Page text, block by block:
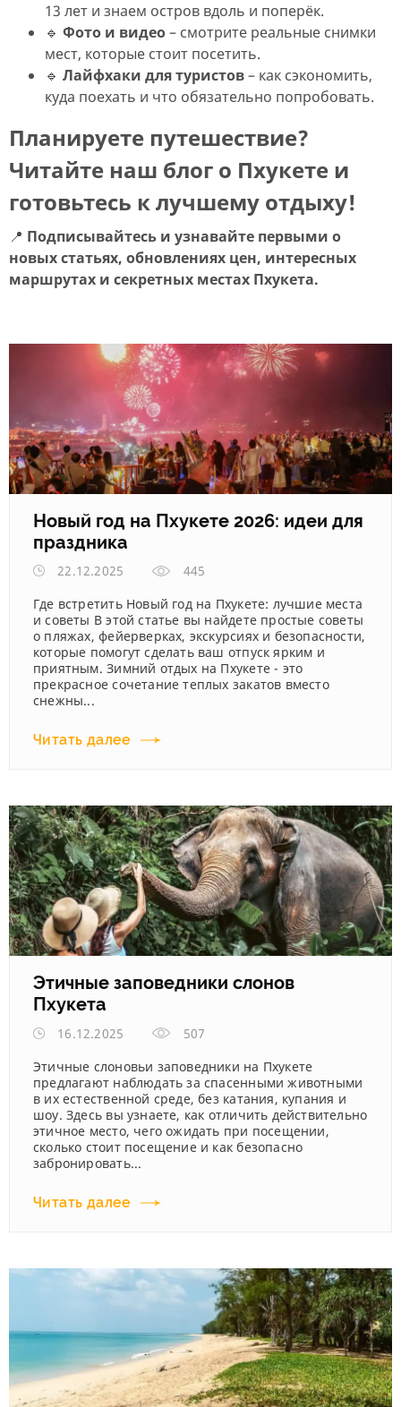
13 лет и знаем остров вдоль и поперёк.
🔹 Фото и видео– смотрите реальные снимки
мест, которые стоит посетить.
🔹 Лайфхаки для туристов– как сэкономить,
куда поехать и что обязательно попробовать.
Планируете путешествие?
Читайте наш блог о Пхукете и
готовьтесь к лучшему отдыху!
📍 Подписывайтесь и узнавайте первыми о
новых статьях, обновлениях цен, интересных
маршрутах и секретных местах Пхукета.
Новый год на Пхукете 2026: идеи для
праздника
22.12.2025
445
Где встретить Новый год на Пхукете: лучшие места
и советы В этой статье вы найдете простые советы
о пляжах, фейерверках, экскурсиях и безопасности,
которые помогут сделать ваш отпуск ярким и
приятным. Зимний отдых на Пхукете - это
прекрасное сочетание теплых закатов вместо
снежны...
Читать далее
Этичные заповедники слонов
Пхукета
16.12.2025
507
Этичные слоновьи заповедники на Пхукете
предлагают наблюдать за спасенными животными
в их естественной среде, без катания, купания и
шоу. Здесь вы узнаете, как отличить действительно
этичное место, чего ожидать при посещении,
сколько стоит посещение и как безопасно
забронировать...
Читать далее